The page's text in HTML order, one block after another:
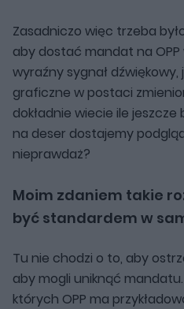
Zasadniczo więc trzeba
aby dostać mandat na OPP
wyraźny sygnał
graficzne w postaci
dokładnie wiecie ile
na deser dostajemy
nieprawdaż?
Moim zdaniem takie
być standardem w
Tu nie chodzi o to, aby
aby mogli uniknąć
których OPP ma